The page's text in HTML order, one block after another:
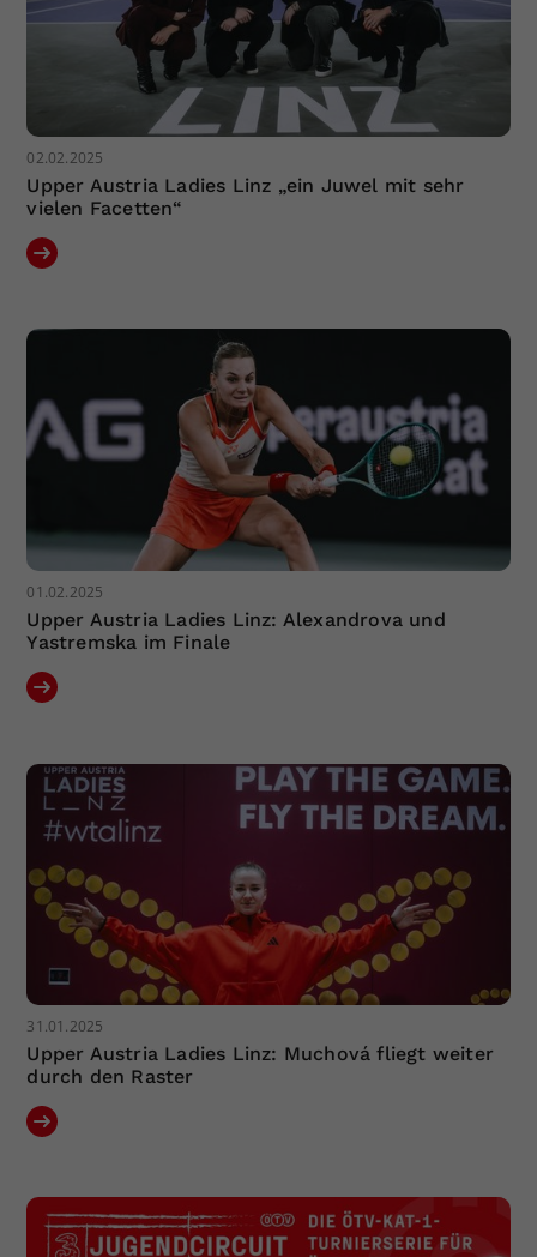
02.02.2025
Upper Austria Ladies Linz „ein Juwel mit sehr
vielen Facetten“
01.02.2025
Upper Austria Ladies Linz: Alexandrova und
Yastremska im Finale
31.01.2025
Upper Austria Ladies Linz: Muchová fliegt weiter
durch den Raster